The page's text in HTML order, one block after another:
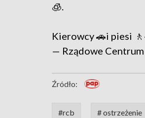
🧊.
Kierowcy 🚗i piesi
— Rządowe Centrum
Źródło:
#rcb # ostrzeżenie